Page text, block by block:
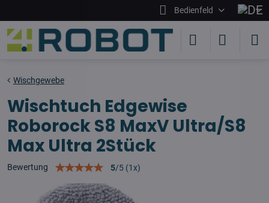
Bedienfeld
Wischgewebe
Wischtuch Edgewise
Roborock S8 MaxV Ultra/S8
Max Ultra 2Stück
Bewertung 5/5 (1x)